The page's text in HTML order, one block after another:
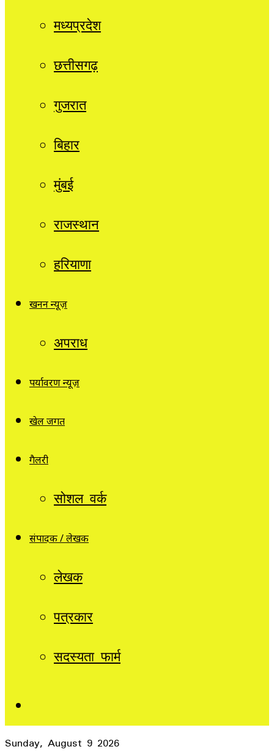
मध्यप्रदेश
छत्तीसगढ़
गुजरात
बिहार
मुंबई
राजस्थान
हरियाणा
खनन न्यूज़
अपराध
पर्यावरण न्यूज़
खेल जगत
गैलरी
सोशल वर्क
संपादक / लेखक
लेखक
पत्रकार
सदस्यता फार्म
Sunday, August 9 2026